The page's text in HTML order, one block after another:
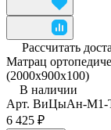
Рассчитать
Матрац
(2000x900x100)
В наличии
Арт. ВиЦыАн-М1-
6 425 ₽